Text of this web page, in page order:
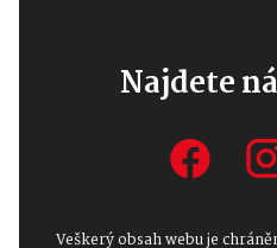
Najdete
Veškerý obsah webu je